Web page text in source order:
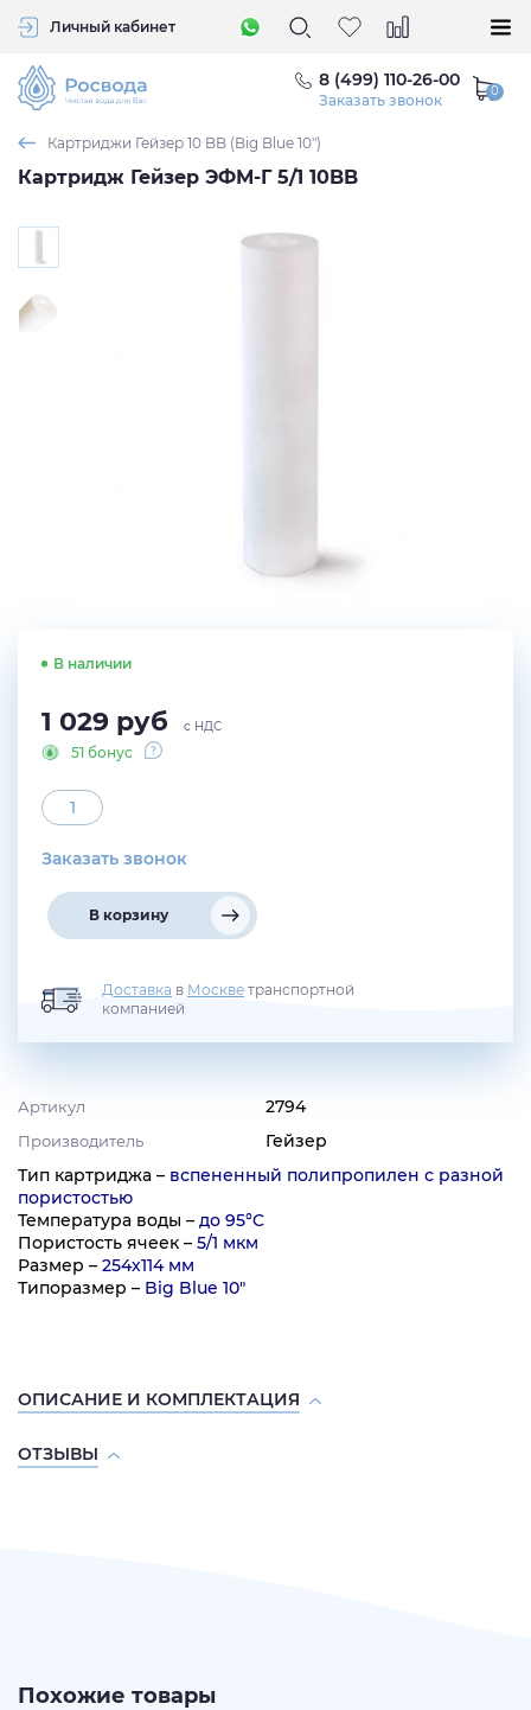
Личный кабинет
8 (499) 110-26-00
Заказать звонок
Картриджи Гейзер 10 BB (Big Blue 10")
Картридж Гейзер ЭФМ-Г 5/1 10BB
Артикул 2794
Производитель
Гейзер
Тип картриджа – вспененный полипропилен с разной
пористостью
Температура воды – до 95°C
Пористость ячеек – 5/1 мкм
Размер – 254х114 мм
Типоразмер – Big Blue 10"
В наличии
1 029 руб с НДС
51 бонус
Заказать звонок
В корзину
Доставка в Москве транспортной
компанией
ОПИСАНИЕ И КОМПЛЕКТАЦИЯ
ОТЗЫВЫ
Похожие товары